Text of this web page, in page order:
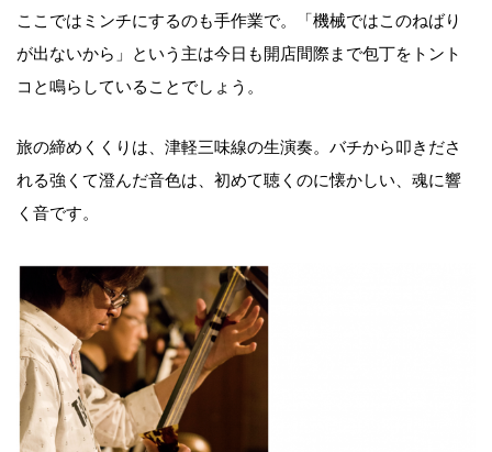
ここではミンチにするのも手作業で。「機械ではこのねばり
が出ないから」という主は今日も開店間際まで包丁をトント
コと鳴らしていることでしょう。
旅の締めくくりは、津軽三味線の生演奏。バチから叩きださ
れる強くて澄んだ音色は、初めて聴くのに懐かしい、魂に響
く音です。